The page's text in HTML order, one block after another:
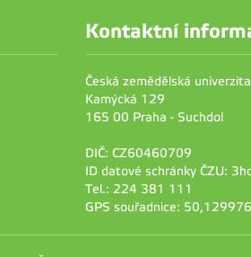
Kontaktní
Česká zemědělská
Kamýcká 129
165 00 Praha - Suchdol
DIČ: CZ60460709
ID datové schránky ČZU:
Tel.: 224 381 111
GPS souřadnice: